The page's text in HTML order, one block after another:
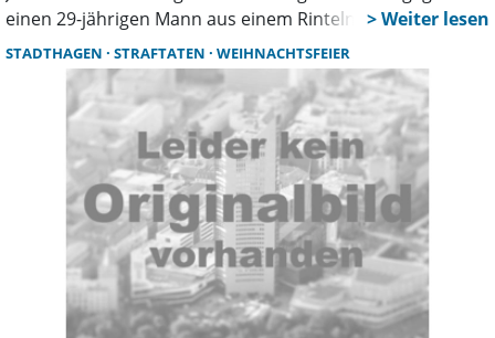
einen 29-jährigen Mann aus einem Rintelner Ortsteil. Die
Masche des Mannes: In gängigen Portalen werden diverse
Gegenstände eingestellt, die zum Preis von bis zu etwa 60
Euro angeboten und schließlich verkauft wurden.
Nachdem die Geschädigten den fälligen Betrag über das
Zahlungssystem PayPal „Freunde und Familie” an den
Beschuldigten übersandten, gab es allerdings keine Ware
gegen das Geld.
STADTHAGEN STRAFTATEN WEIHNACHTSFEIER